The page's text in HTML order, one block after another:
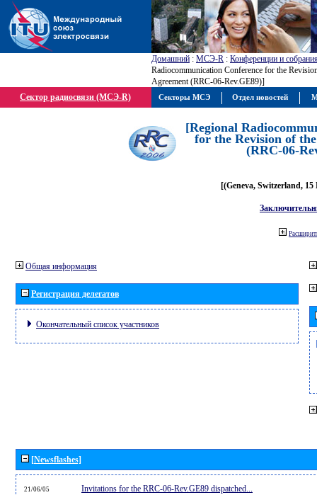
Домашний : МСЭ-R : Конференции и
Radiocommunication Conference for the
Agreement (RRC-06-Rev.GE89)]
Сектор радиосвязи (МСЭ-R)
[Regional
for the Revision of
(RRC-06-
[(Geneva, Switzerland, 15
Общая информация
Регистрация делегатов
Окончательный список участников
[Newsflashes]
21/06/05 Invitations for the RRC-06-Rev.GE89 dispatched...
Секторы МСЭ Отдел новостей